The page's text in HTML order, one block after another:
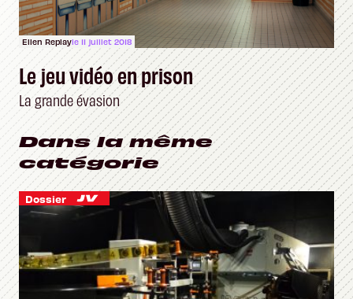
Ellen Replayle 11 juillet 2018
Le jeu vidéo en prison
La grande évasion
Dans la même
catégorie
Dossier